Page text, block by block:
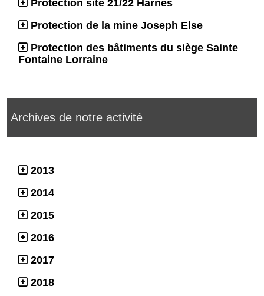
Protection site 21/22 Harnes
Protection de la mine Joseph Else
Protection des bâtiments du siège Sainte
Fontaine Lorraine
Archives de notre activité
2013
2014
2015
2016
2017
2018